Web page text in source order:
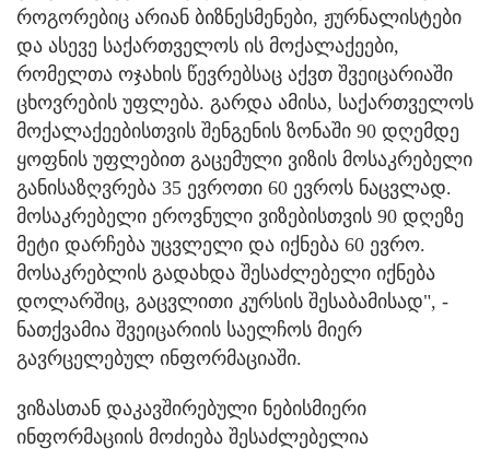
როგორებიც არიან ბიზნესმენები, ჟურნალისტები
და ასევე საქართველოს ის მოქალაქეები,
რომელთა ოჯახის წევრებსაც აქვთ შვეიცარიაში
ცხოვრების უფლება. გარდა ამისა, საქართველოს
მოქალაქეებისთვის შენგენის ზონაში 90 დღემდე
ყოფნის უფლებით გაცემული ვიზის მოსაკრებელი
განისაზღვრება 35 ევროთი 60 ევროს ნაცვლად.
მოსაკრებელი ეროვნული ვიზებისთვის 90 დღეზე
მეტი დარჩება უცვლელი და იქნება 60 ევრო.
მოსაკრებლის გადახდა შესაძლებელი იქნება
დოლარშიც, გაცვლითი კურსის შესაბამისად", -
ნათქვამია შვეიცარიის საელჩოს მიერ
გავრცელებულ ინფორმაციაში.
ვიზასთან დაკავშირებული ნებისმიერი
ინფორმაციის მოძიება შესაძლებელია